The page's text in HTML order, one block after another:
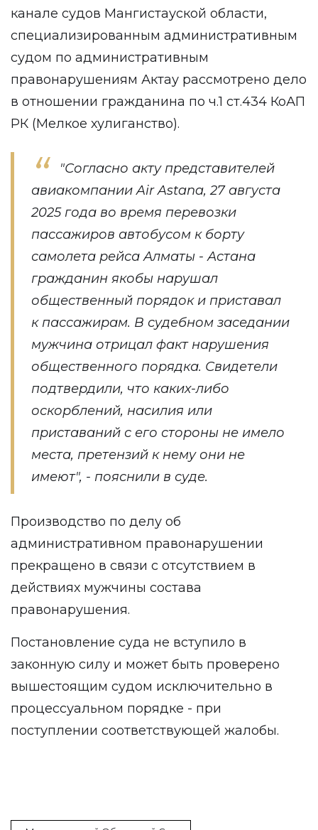
канале судов Мангистауской области,
специализированным административным
судом по административным
правонарушениям Актау рассмотрено дело
в отношении гражданина по ч.1 ст.434 КоАП
РК (Мелкое хулиганство).
"Согласно акту представителей
авиакомпании Air Astana, 27 августа
2025 года во время перевозки
пассажиров автобусом к борту
самолета рейса Алматы - Астана
гражданин якобы нарушал
общественный порядок и приставал
к пассажирам. В судебном заседании
мужчина отрицал факт нарушения
общественного порядка. Свидетели
подтвердили, что каких-либо
оскорблений, насилия или
приставаний с его стороны не имело
места, претензий к нему они не
имеют", - пояснили в суде.
Производство по делу об
административном правонарушении
прекращено в связи с отсутствием в
действиях мужчины состава
правонарушения.
Постановление суда не вступило в
законную силу и может быть проверено
вышестоящим судом исключительно в
процессуальном порядке - при
поступлении соответствующей жалобы.